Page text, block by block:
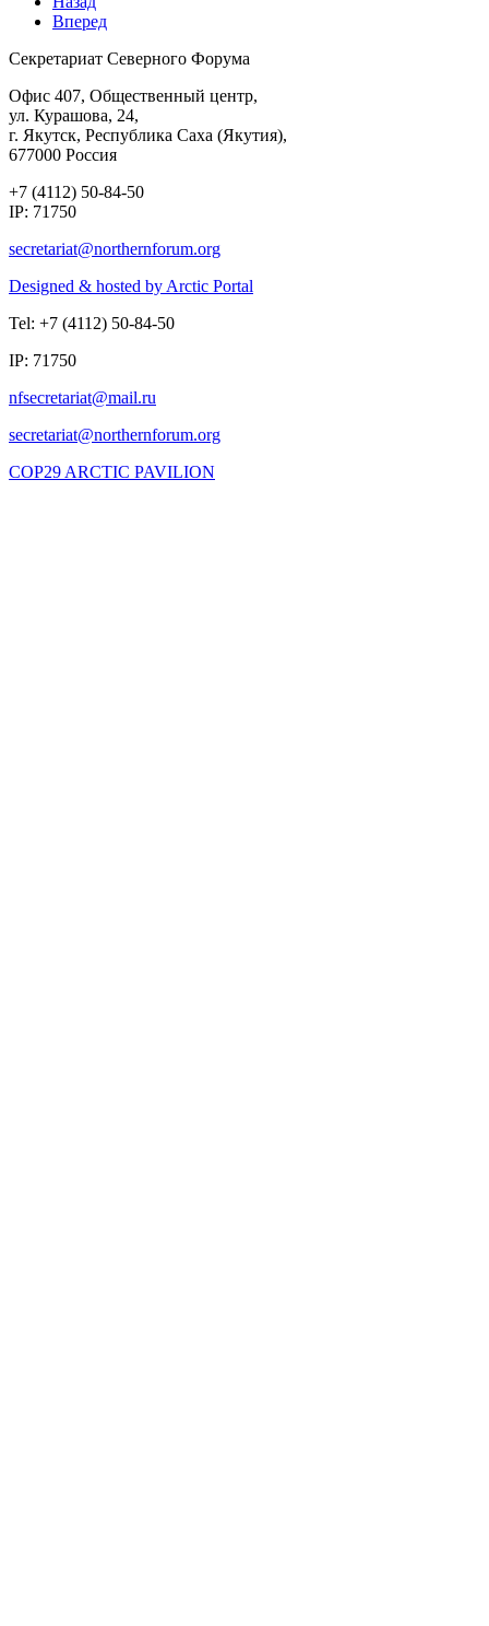
Вперед
Секретариат Северного Форума
Офис 407, Общественный центр,
ул. Курашова, 24,
г. Якутск, Республика Саха (Якутия),
677000 Россия
+7 (4112) 50-84-50
IP: 71750
Designed & hosted by Arctic Portal
Tel: +7 (4112) 50-84-50
IP: 71750
COP29 ARCTIC PAVILION